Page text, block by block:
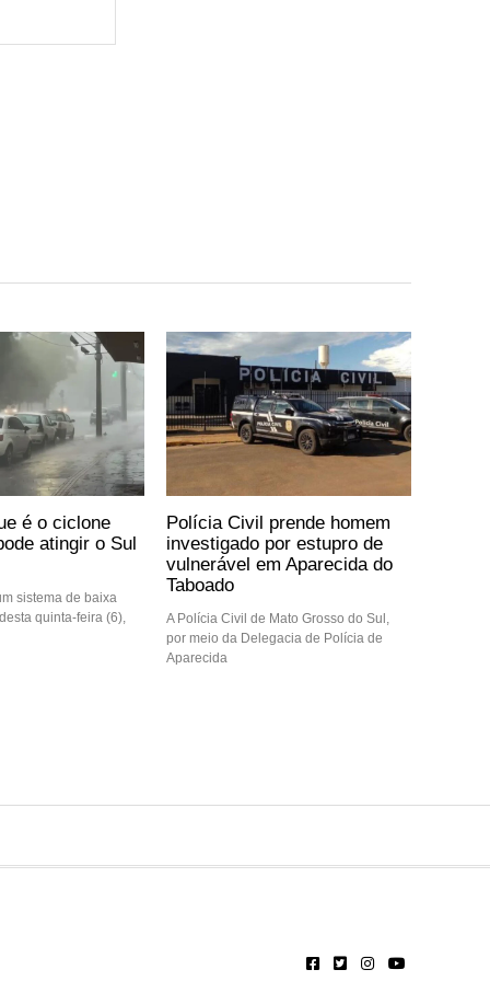
é o ciclone
atingir o Sul
sistema de baixa
quinta-feira (6),
Polícia Civil prende homem
investigado por estupro de
vulnerável em Aparecida do
Taboado
A Polícia Civil de Mato Grosso do Sul,
por meio da Delegacia de Polícia de
Aparecida